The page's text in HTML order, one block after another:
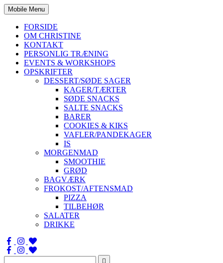
Mobile Menu
FORSIDE
OM CHRISTINE
KONTAKT
PERSONLIG TRÆNING
EVENTS & WORKSHOPS
OPSKRIFTER
DESSERT/SØDE SAGER
KAGER/TÆRTER
SØDE SNACKS
SALTE SNACKS
BARER
COOKIES & KIKS
VAFLER/PANDEKAGER
IS
MORGENMAD
SMOOTHIE
GRØD
BAGVÆRK
FROKOST/AFTENSMAD
PIZZA
TILBEHØR
SALATER
DRIKKE
Søg